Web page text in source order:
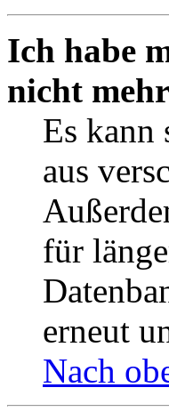
Ich habe
nicht
Es kann
aus
für
erneut
Nach